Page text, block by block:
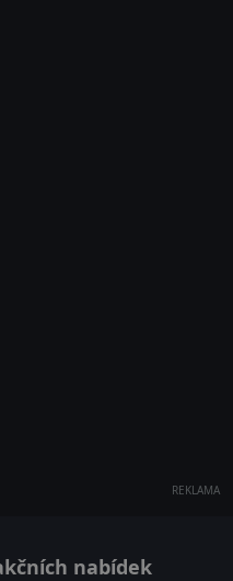
REKLAMA
nabídek